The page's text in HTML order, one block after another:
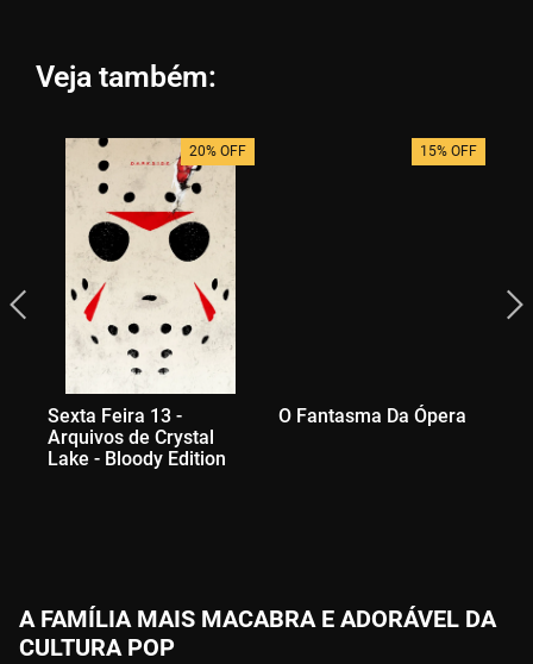
Veja também:
20% OFF
Sexta Feira 13 -
Arquivos de Crystal
Lake - Bloody Edition
15% OFF
O Fantasma Da Ópera
A FAMÍLIA MAIS MACABRA E ADORÁVEL DA
CULTURA POP